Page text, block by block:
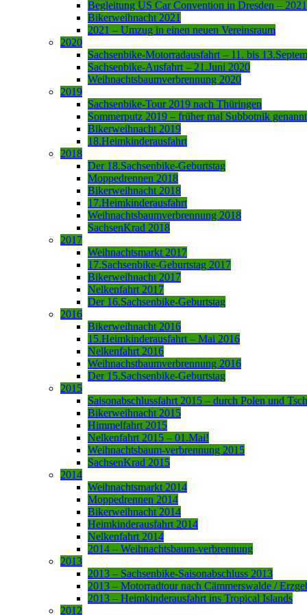
Begleitung US Car Convention in Dresden – 2021
Bikerweihnacht 2021
2021 – Umzug in einen neuen Vereinsraum
2020
Sachsenbike-Motorradausfahrt – 11. bis
Sachsenbike-Ausfahrt – 21.Juni 2020
Weihnachtsbaumverbrennung 2020
2019
Sachsenbike-Tour 2019 nach Thüringen
Sommerputz 2019 – früher mal Subbotnik genannt
Bikerweihnacht 2019
18.Heimkinderausfahrt
2018
Der 18.Sachsenbike-Geburtstag
Moppedrennen 2018
Bikerweihnacht 2018
17.Heimkinderausfahrt
Weihnachtsbaumverbrennung 2018
SachsenKrad 2018
2017
Weihnachtsmarkt 2017
17.Sachsenbike-Geburtstag 2017
Bikerweihnacht 2017
Nelkenfahrt 2017
Der 16.Sachsenbike-Geburtstag
2016
Bikerweihnacht 2016
15.Heimkinderausfahrt – Mai 2016
Nelkenfahrt 2016
Weihnachstbaumverbrennung 2016
Der 15.Sachsenbike-Geburtstag
2015
Saisonabschlussfahrt 2015 – durch Polen und
Bikerweihnacht 2015
Himmelfahrt 2015
Nelkenfahrt 2015 – 01.Mai!
Weihnachtsbaum-verbrennung 2015
SachsenKrad 2015
2014
Weihnachtsmarkt 2014
Moppedrennen 2014
Bikerweihnacht 2014
Heimkinderausfahrt 2014
Nelkenfahrt 2014
2014 – Weihnachtsbaum-verbrennung
2013
2013 – Sachsenbike-Saisonabschluss 2013
2013 – Motorradtour nach Cämmerswalde /
2013 – Heimkinderausfahrt ins Tropical Islands
2012